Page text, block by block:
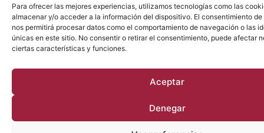
Para ofrecer las mejores experiencias, utilizamos tecnologías como las
almacenar y/o acceder a la información del dispositivo. El consentimiento
nos permitirá procesar datos como el comportamiento de navegación o las
únicas en este sitio. No consentir o retirar el consentimiento, puede afectar
ciertas características y funciones.
Aceptar
Denegar